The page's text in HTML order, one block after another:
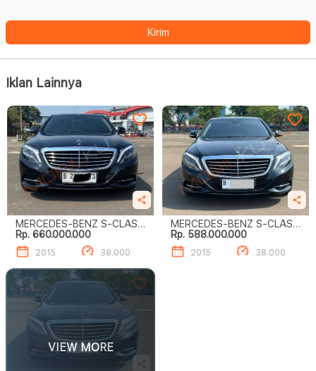
Kirim
Iklan Lainnya
MERCEDES-BENZ S-CLASS
S400 L
Rp. 660.000.000
2015 38.000
MERCEDES-BENZ S-CLASS
S400 L
Rp. 588.000.000
2015 38.000
VIEW MORE